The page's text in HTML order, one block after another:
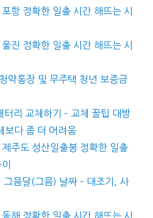
항 정확한 일출 시간 해뜨는 시
진 정확한 일출 시간 해뜨는 시
약통장 및 무주택 청년 보증금
터리 교체하기 – 교체 꿀팁 대방
보다 좀 더 어려움
주도 성산일출봉 정확한 일출
믐달(그믐) 날짜 – 대조기, 사
해 정확한 일출 시간 해뜨는 시